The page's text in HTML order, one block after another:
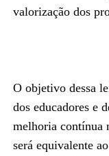
valorização dos
O objetivo dessa
dos educadores e
melhoria contínua
será equivalente